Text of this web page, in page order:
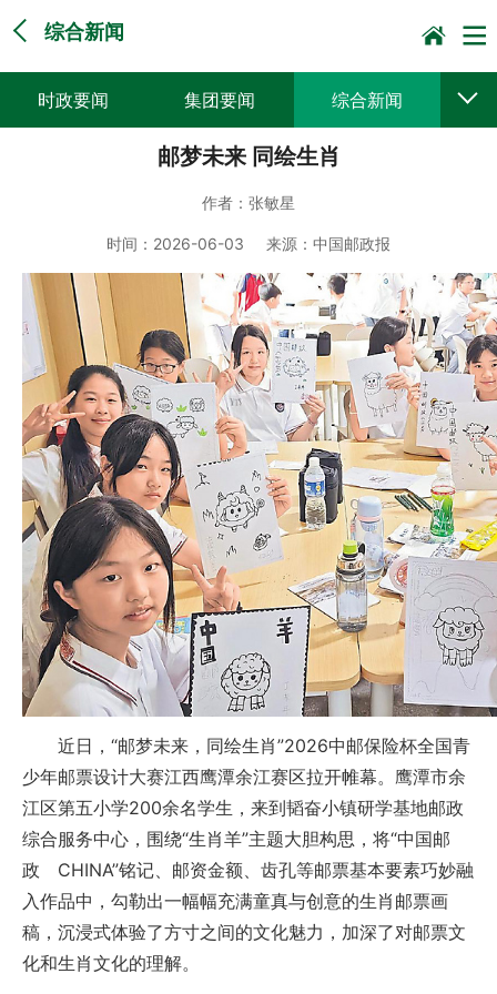
综合新闻
时政要闻 集团要闻 综合新闻
党建动态 普遍服务
企业文化
邮梦未来 同绘生肖
作者： 张敏星
时间： 2026-06-03 来源： 中国邮政报
近日，“邮梦未来，同绘生肖”2026中邮保险杯全国青
少年邮票设计大赛江西鹰潭余江赛区拉开帷幕。鹰潭市余
江区第五小学200余名学生，来到韬奋小镇研学基地邮政
综合服务中心，围绕“生肖羊”主题大胆构思，将“中国邮
政 CHINA”铭记、邮资金额、齿孔等邮票基本要素巧妙融
入作品中，勾勒出一幅幅充满童真与创意的生肖邮票画
稿，沉浸式体验了方寸之间的文化魅力，加深了对邮票文
化和生肖文化的理解。